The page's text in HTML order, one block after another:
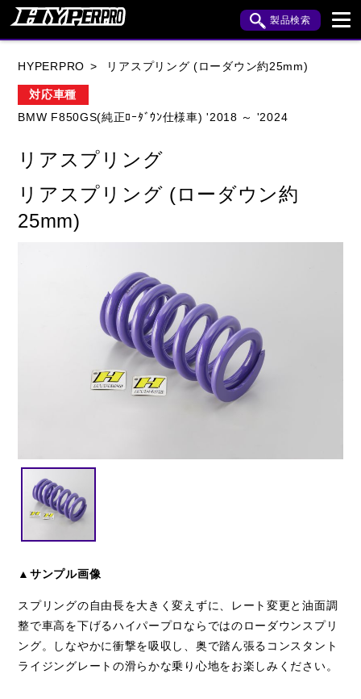
製品検索
BUELL
KTM MOTO GUZZI
MV AGUSTA ROYAL ENFIELD
HYPERPRO リアスプリング (ローダウン約25mm)
対応車種
BMW F850GS(純正ﾛｰﾀﾞｳﾝ仕様車) '2018 ～ '2024
リアスプリング
リアスプリング (ローダウン約
25mm)
▲サンプル画像
スプリングの自由長を大きく変えずに、レート変更と油面調
整で車高を下げるハイパープロならではのローダウンスプリ
ング。しなやかに衝撃を吸収し、奥で踏ん張るコンスタント
ライジングレートの滑らかな乗り心地をお楽しみください。